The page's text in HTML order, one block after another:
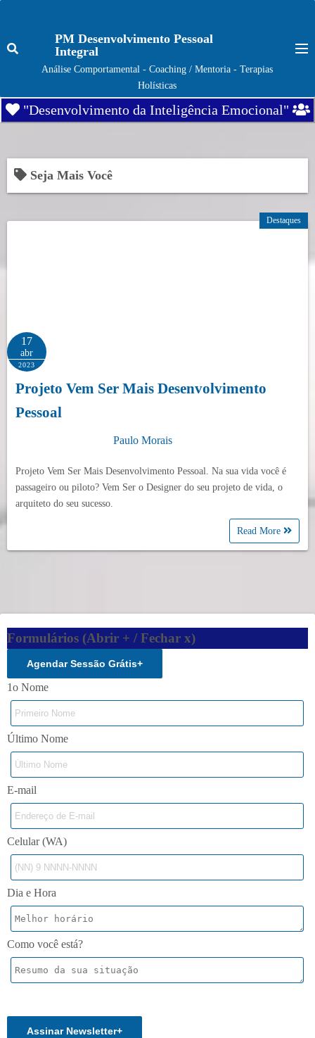
o
PM Desenvolvimento Pessoal
Integral
Análise Comportamental - Coaching / Mentoria - Terapias
Holísticas
"Desenvolvimento da Inteligência Emocional"
Seja Mais Você
Destaques
17
abr
2023
Projeto Vem Ser Mais Desenvolvimento
Pessoal
Paulo Morais
Projeto Vem Ser Mais Desenvolvimento Pessoal. Na sua vida você é
passageiro ou piloto? Vem Ser o Designer do seu projeto de vida, o
arquiteto do seu sucesso.
Read More
Formulários (Abrir + / Fechar x)
Agendar Sessão Grátis+
1o Nome
Último Nome
E-mail
Celular (WA)
Dia e Hora
Como você está?
Assinar Newsletter+